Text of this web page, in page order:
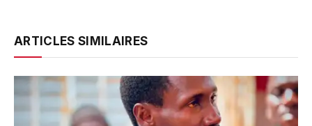
ARTICLES SIMILAIRES